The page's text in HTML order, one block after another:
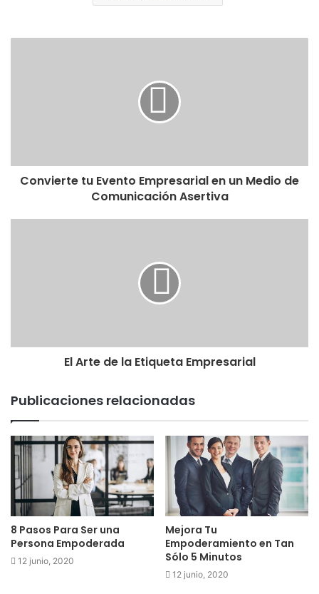
Convierte tu Evento Empresarial en un Medio de
Comunicación Asertiva
El Arte de la Etiqueta Empresarial
Publicaciones relacionadas
8 Pasos Para Ser una
Persona Empoderada
12 junio, 2020
Mejora Tu
Empoderamiento en Tan
Sólo 5 Minutos
12 junio, 2020